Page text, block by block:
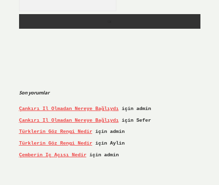
Son yorumlar
Çankırı Il Olmadan Nereye Bağlıydıiçin admin
Çankırı Il Olmadan Nereye Bağlıydıiçin Sefer
Türklerin Göz Rengi Nediriçin admin
Türklerin Göz Rengi Nediriçin Aylin
Çemberin Iç Açısı Nediriçin admin